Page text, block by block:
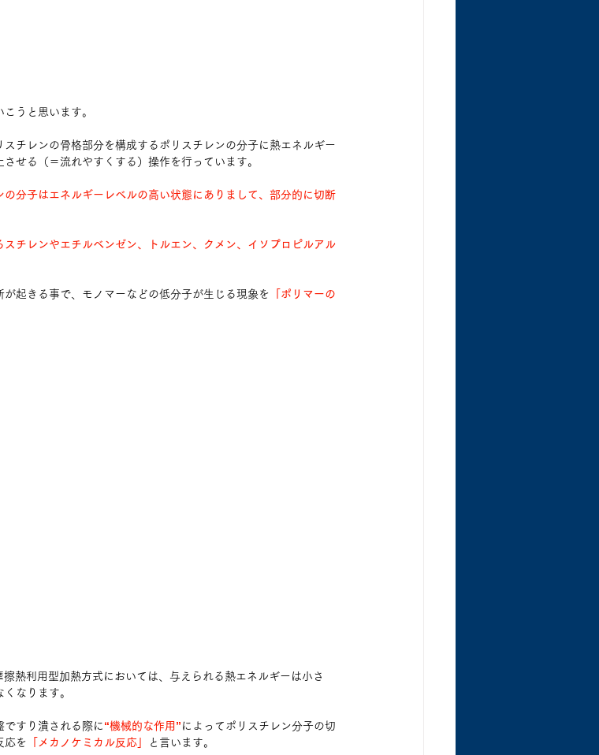
こうと思います。
チレンの骨格部分を構成するポリスチレンの分子に熱エネルギー
せる（＝流れやすくする）操作を行っています。
分子はエネルギーレベルの高い状態にありまして、部分的に切断
チレンやエチルベンゼン、トルエン、クメン、イソプロピルアル
起きる事で、モノマーなどの低分子が生じる現象を 「ポリマーの
熱利用型加熱方式においては、与えられる熱エネルギーは小さ
なります。
ですり潰される際に “機械的な作用” によってポリスチレン分子の切
応を 「メカノケミカル反応」 と言います。